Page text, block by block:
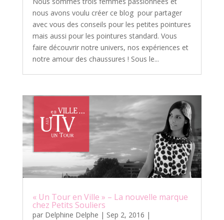
nous avons voulu créer ce blog pour partager
avec vous des conseils pour les petites pointures
mais aussi pour les pointures standard. Vous
faire découvrir notre univers, nos expériences et
notre amour des chaussures ! Sous le...
« Un Tour en Ville » – La nouvelle marque
chez Petits Souliers
par Delphine Delphe | Sep 2, 2016 |